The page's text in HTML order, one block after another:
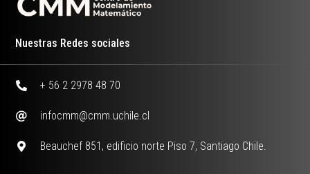
Nuestras Redes sociales
+ 56 2 2978 48 70
infocmm@cmm.uchile.cl
Beauchef 851, edificio norte Piso 7, Santiago Chile.